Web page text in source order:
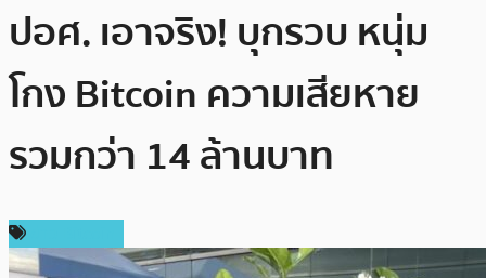
ปอศ. เอาจริง! บุกรวบ หนุ่ม
โกง Bitcoin ความเสียหาย
รวมกว่า 14 ล้านบาท